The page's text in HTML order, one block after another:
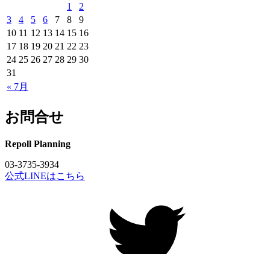
« 7月
1
2
3
4 5 6 7 8
9
10 11 12 13 14 15 16
17 18 19 20 21 22 23
24 25 26 27 28 29 30
31
お問合せ
Repoll Planning
03-3735-3934
公式LINEはこちら